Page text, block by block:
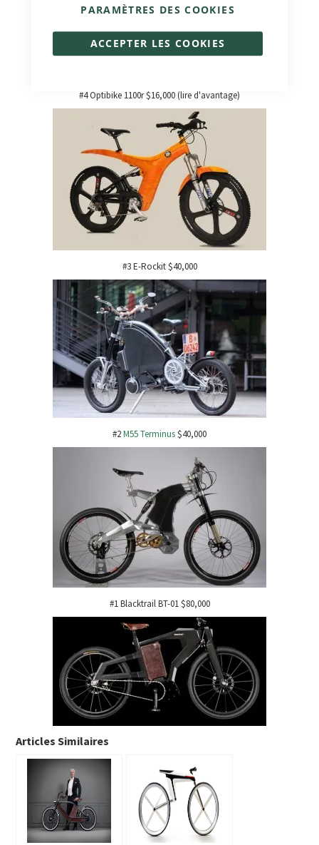
ACCEPTER LES COOKIES
PARAMÈTRES DES COOKIES
#4 Optibike 1100r $16,000 (lire d'avantage)
#3 E-Rockit $40,000
#2M55 Terminus$40,000
#1 Blacktrail BT-01 $80,000
Articles Similaires